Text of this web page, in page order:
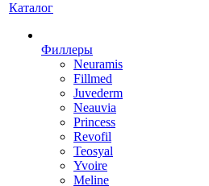
Каталог
Филлеры
Neuramis
Fillmed
Juvederm
Neauvia
Princess
Revofil
Teosyal
Yvoire
Meline